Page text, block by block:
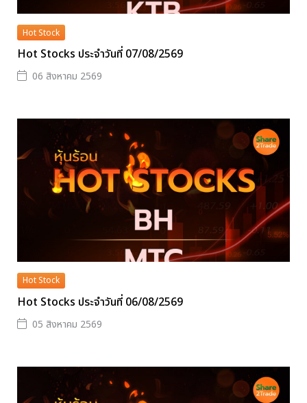
Hot Stock
Hot Stocks ประจำวันที่ 07/08/2569
06 สิงหาคม 2569
Hot Stock
Hot Stocks ประจำวันที่ 06/08/2569
05 สิงหาคม 2569